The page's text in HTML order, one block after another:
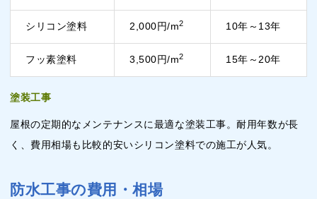
シリコン塗料 2,000円/m2 10年～13年
フッ素塗料 3,500円/m2 15年～20年
塗装工事
屋根の定期的なメンテナンスに最適な塗装工事。耐用年数が長
く、費用相場も比較的安いシリコン塗料での施工が人気。
防水工事の費用・相場